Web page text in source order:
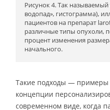
Рисунок 4. Так
водопад», гистограмма),
пациентов на препарат
различные типы опухоли,
процент изменения
начального.
Такие подходы — примеры
концепции
современном виде, когда